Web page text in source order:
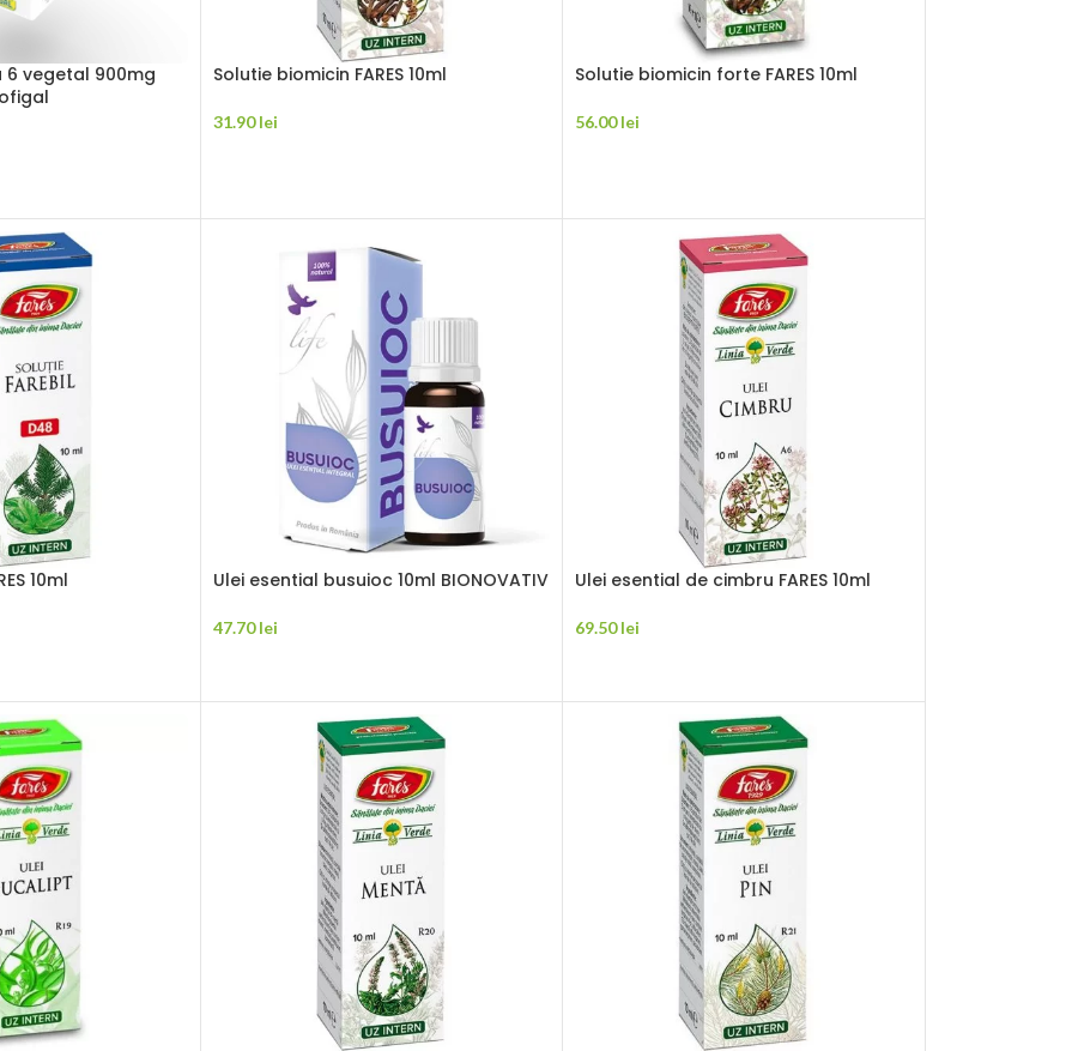
6 vegetal 900mg
Solutie biomicin FARES 10ml
31.90lei
Solutie biomicin forte FARES 10ml
56.00lei
10ml Ulei esential busuioc 10ml BIONOVATIV
47.70lei
Ulei esential de cimbru FARES 10ml
69.50lei